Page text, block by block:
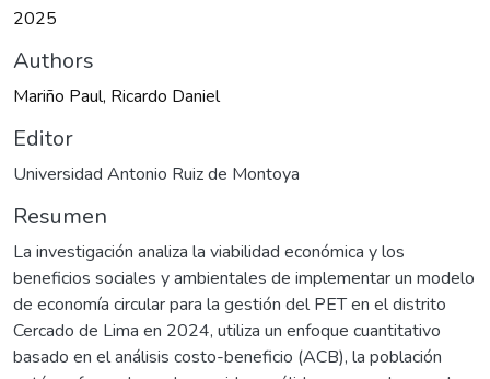
2025
Authors
Mariño Paul, Ricardo Daniel
Editor
Universidad Antonio Ruiz de Montoya
Resumen
La investigación analiza la viabilidad económica y los
beneficios sociales y ambientales de implementar un modelo
de economía circular para la gestión del PET en el distrito
Cercado de Lima en 2024, utiliza un enfoque cuantitativo
basado en el análisis costo-beneficio (ACB), la población